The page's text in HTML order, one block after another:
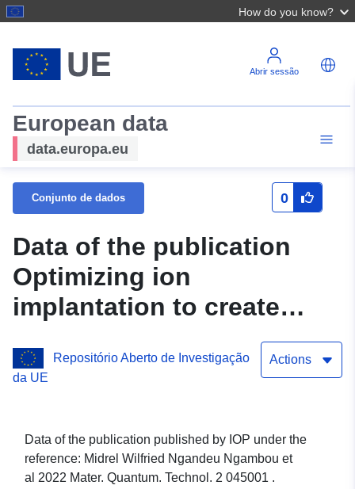
How do you know?
Abrir sessão
European data
data.europa.eu
Conjunto de dados 0
Data of the publication
Optimizing ion
implantation to create
ensembles in high-quality
Repositório Aberto de Investigação
da UE
Actions
Data of the publication published by IOP under the
reference: Midrel Wilfried Ngandeu Ngambou et
al 2022 Mater. Quantum. Technol. 2 045001 .